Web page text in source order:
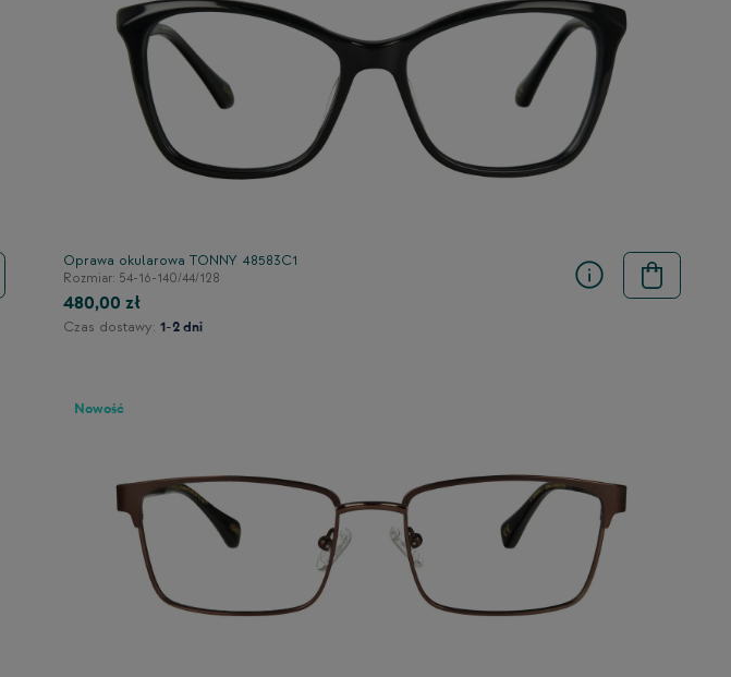
Oprawa okularowa TONNY 48583C1
Rozmiar: 54-16-140/44/128
480,00 zł
Czas dostawy: 1-2 dni
Nowość